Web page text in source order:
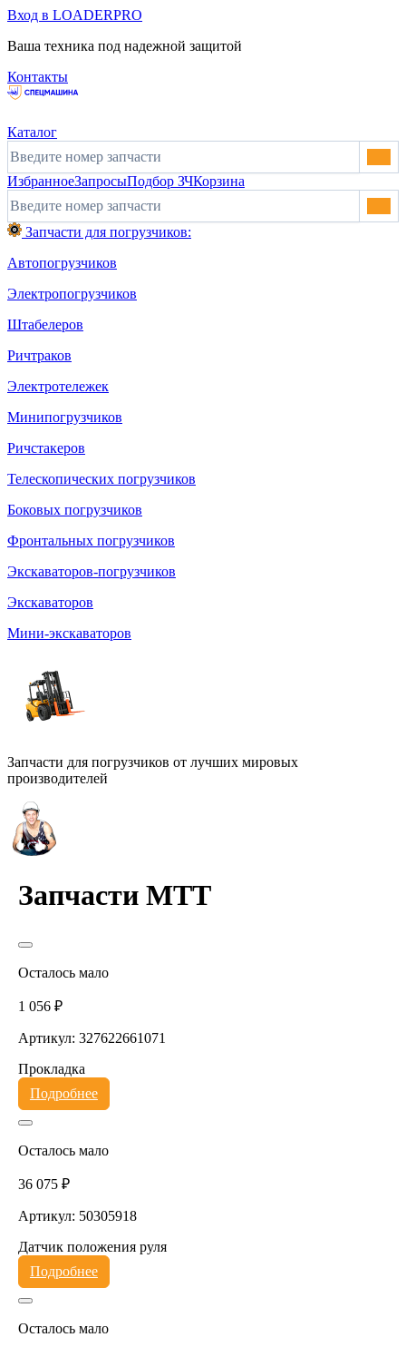
Вход в LOADERPRO
Ваша техника под надежной защитой
Контакты
Каталог
ИзбранноеЗапросыПодбор ЗЧКорзина
Запчасти для погрузчиков:
Автопогрузчиков
Электропогрузчиков
Штабелеров
Ричтраков
Электротележек
Минипогрузчиков
Ричстакеров
Телескопических погрузчиков
Боковых погрузчиков
Фронтальных погрузчиков
Экскаваторов-погрузчиков
Экскаваторов
Мини-экскаваторов
Запчасти для погрузчиков от лучших мировых
производителей
Запчасти MTT
Осталось мало
1 056 ₽
Артикул: 327622661071
Прокладка
Подробнее
Осталось мало
36 075 ₽
Артикул: 50305918
Датчик положения руля
Подробнее
Осталось мало